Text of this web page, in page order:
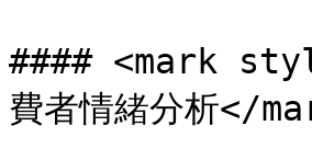
#### <mark
費者情緒分析</